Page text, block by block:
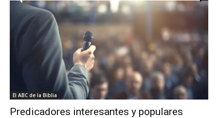
El ABC de la Biblia
Predicadores interesantes y populares